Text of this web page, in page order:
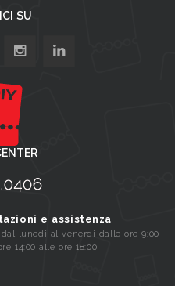
SU
e assistenza
lunedi al venerdi dalle ore 9:00
14:00 alle ore 18:00